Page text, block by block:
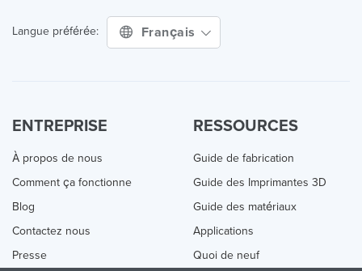
Langue préférée: Français
ENTREPRISE
À propos de nous
Comment ça fonctionne
Blog
Contactez nous
Presse
RESSOURCES
Guide de fabrication
Guide des Imprimantes 3D
Guide des matériaux
Applications
Quoi de neuf